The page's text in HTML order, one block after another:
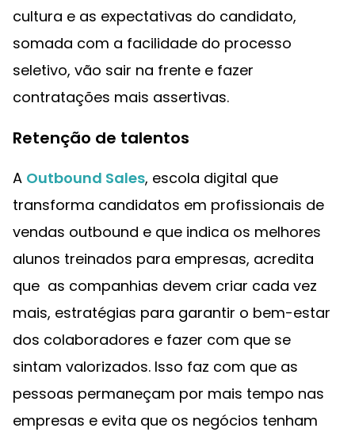
cultura e as expectativas do candidato,
somada com a facilidade do processo
seletivo, vão sair na frente e fazer
contratações mais assertivas.
Retenção de talentos
A Outbound Sales, escola digital que
transforma candidatos em profissionais de
vendas outbound e que indica os melhores
alunos treinados para empresas, acredita
que as companhias devem criar cada vez
mais, estratégias para garantir o bem-estar
dos colaboradores e fazer com que se
sintam valorizados. Isso faz com que as
pessoas permaneçam por mais tempo nas
empresas e evita que os negócios tenham